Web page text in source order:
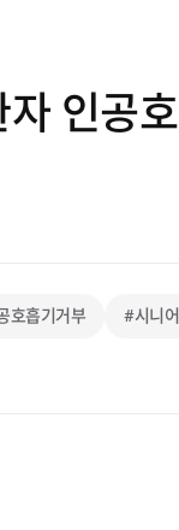
자 인공
호흡기거부 #시니